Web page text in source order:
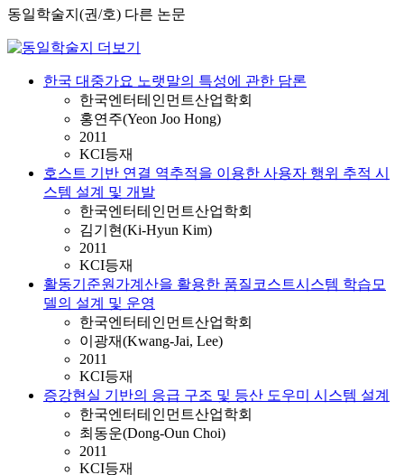
동일학술지(권/호) 다른 논문
한국 대중가요 노랫말의 특성에 관한 담론
한국엔터테인먼트산업학회
홍연주(Yeon Joo Hong)
2011
KCI등재
호스트 기반 연결 역추적을 이용한 사용자 행위 추적 시
스템 설계 및 개발
한국엔터테인먼트산업학회
김기현(Ki-Hyun Kim)
2011
KCI등재
활동기준원가계산을 활용한 품질코스트시스템 학습모
델의 설계 및 운영
한국엔터테인먼트산업학회
이광재(Kwang-Jai, Lee)
2011
KCI등재
증강현실 기반의 응급 구조 및 등산 도우미 시스템 설계
한국엔터테인먼트산업학회
최동운(Dong-Oun Choi)
2011
KCI등재